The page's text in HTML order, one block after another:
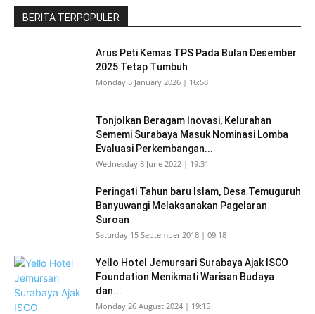
BERITA TERPOPULER
Arus Peti Kemas TPS Pada Bulan Desember
2025 Tetap Tumbuh
Monday 5 January 2026 | 16:58
Tonjolkan Beragam Inovasi, Kelurahan
Sememi Surabaya Masuk Nominasi Lomba
Evaluasi Perkembangan...
Wednesday 8 June 2022 | 19:31
Peringati Tahun baru Islam, Desa Temuguruh
Banyuwangi Melaksanakan Pagelaran
Suroan
Saturday 15 September 2018 | 09:18
Yello Hotel Jemursari Surabaya Ajak ISCO
Foundation Menikmati Warisan Budaya
dan...
Monday 26 August 2024 | 19:15